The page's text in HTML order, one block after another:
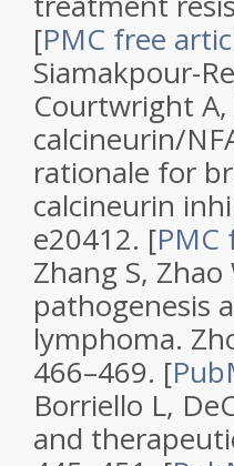
[PMC free
Siamakpour-
Courtwright
calcineurin/
rationale for
calcineurin
e20412. [PMC
Zhang S, Zhao
pathogenesis
lymphoma.
466–469. [
Borriello L,
and